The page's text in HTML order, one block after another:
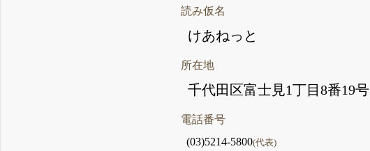
読み仮名
けあねっと
所在地
千代田区富士見1丁目8番19号
電話番号
(03)5214-5800(代表)